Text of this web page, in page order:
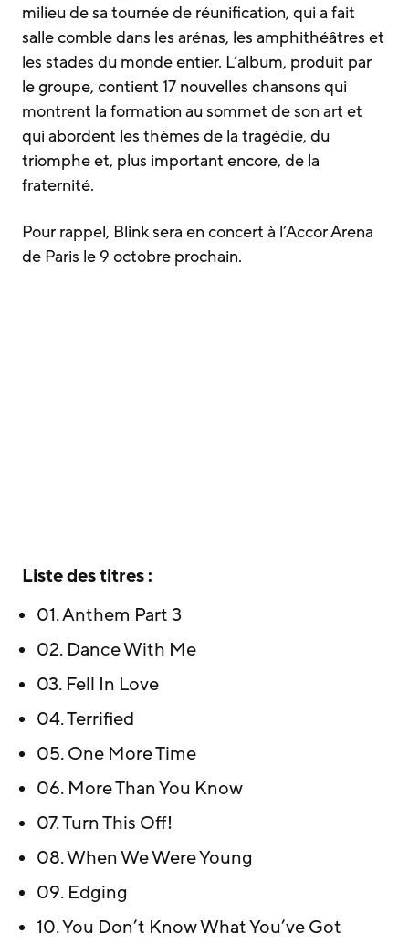
milieu de sa tournée de réunification, qui a fait
salle comble dans les arénas, les amphithéâtres et
les stades du monde entier. L’album, produit par
le groupe, contient 17 nouvelles chansons qui
montrent la formation au sommet de son art et
qui abordent les thèmes de la tragédie, du
triomphe et, plus important encore, de la
fraternité.
Pour rappel, Blink sera en concert à l’Accor Arena
de Paris le 9 octobre prochain.
Liste des titres :
01. Anthem Part 3
02. Dance With Me
03. Fell In Love
04. Terrified
05. One More Time
06. More Than You Know
07. Turn This Off!
08. When We Were Young
09. Edging
10. You Don’t Know What You’ve Got